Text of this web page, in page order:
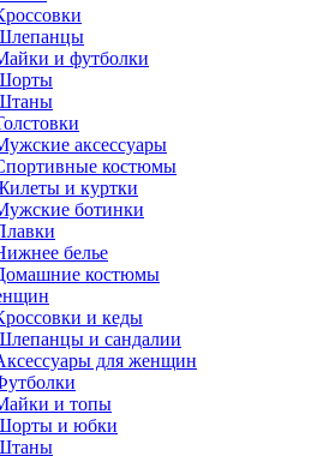
и футболки
аксессуары
костюмы
и куртки
ботинки
белье
костюмы
и кеды
и сандалии
для женщин
и топы
и юбки